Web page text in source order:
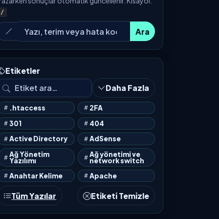
/
Ara
Etiketler
Daha Fazla
.htaccess
2FA
301
404
Active Directory
AdSense
Ağ Yönetim
Yazılımı
Ağ yönetimi ve
network switch
Anahtar Kelime
Apache
Tüm Yazılar Etiketi Temizle